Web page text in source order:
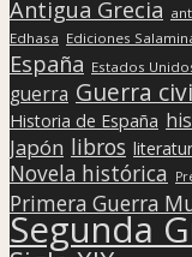
Antigua Grecia
Edhasa Ediciones
España Estados
guerra Guerra
Historia de España
Japón libros
Novela histórica
Primera Guerra
Segunda